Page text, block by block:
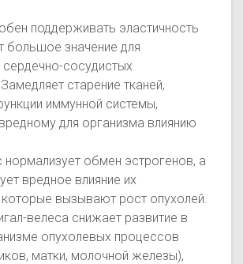
поддерживать эластичность
большое значение для
сердечно-сосудистых
старение тканей,
иммунной системы,
для организма влиянию
нормализует обмен эстрогенов, а
вредное влияние их
вызывают рост опухолей.
велеса снижает развитие в
опухолевых процессов
матки, молочной железы),